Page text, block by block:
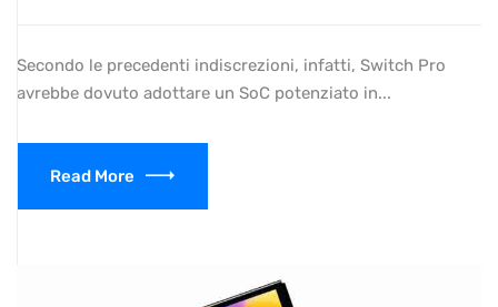
Secondo le precedenti indiscrezioni, infatti, Switch Pro
avrebbe dovuto adottare un SoC potenziato in...
Read More